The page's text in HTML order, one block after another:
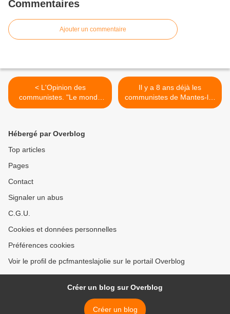
Commentaires
Ajouter un commentaire
< L'Opinion des
communistes. "Le monde
perdu du travail ?"
Il y a 8 ans déjà les
communistes de Mantes-la-
Jolie refusaient la GPSEO >
Hébergé par Overblog
Top articles
Pages
Contact
Signaler un abus
C.G.U.
Cookies et données personnelles
Préférences cookies
Voir le profil de pcfmanteslajolie sur le portail Overblog
Créer un blog sur Overblog
Créer un blog